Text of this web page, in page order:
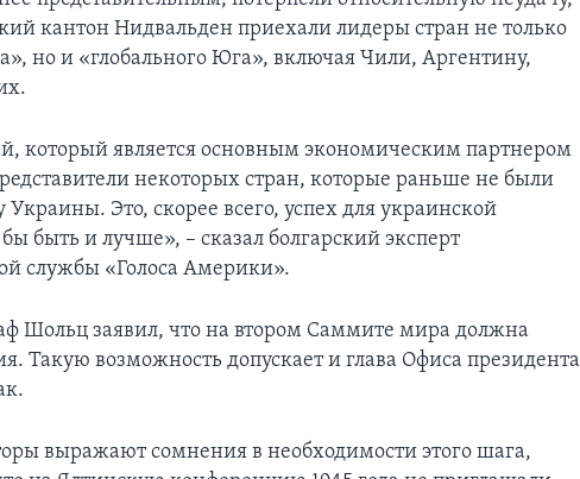
кантон Нидвальден приехали лидеры стран не только
но и «глобального Юга», включая Чили, Аргентину,
который является основным экономическим партнером
некоторых стран, которые раньше не были
Это, скорее всего, успех для украинской
быть и лучше», – сказал болгарский эксперт
службы «Голоса Америки».
Шольц заявил, что на втором Саммите мира должна
Такую возможность допускает и глава Офиса президента
выражают сомнения в необходимости этого шага,